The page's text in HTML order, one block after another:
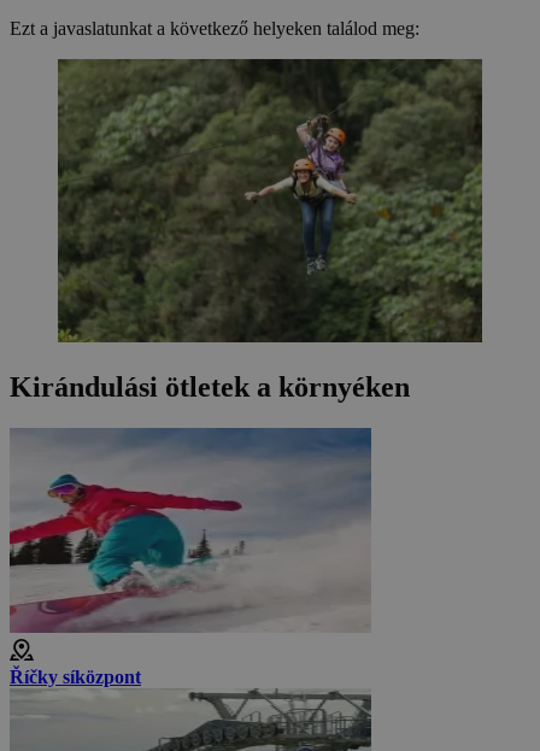
Ezt a javaslatunkat a következő helyeken találod meg:
Kirándulási ötletek a környéken
Říčky síközpont